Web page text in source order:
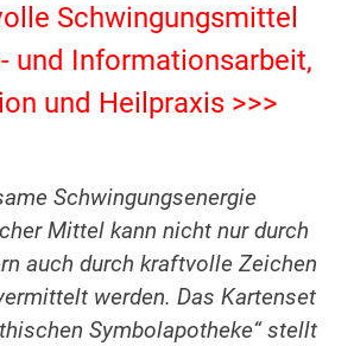
Schwingungsmittel
und Informationsarbeit,
und Heilpraxis >>>
Schwingungsenergie
Mittel kann nicht nur durch
auch durch kraftvolle Zeichen
werden. Das Kartenset
Symbolapotheke“ stellt